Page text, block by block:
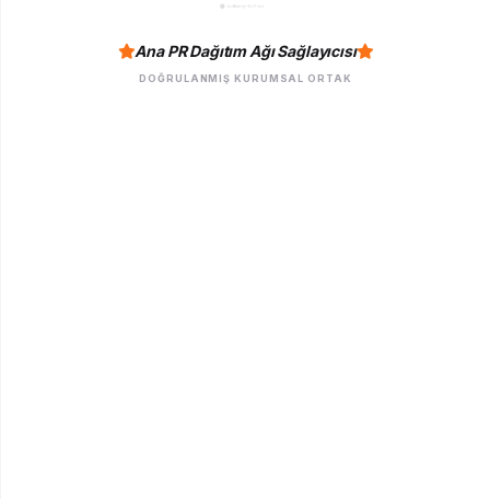
Ana PR Dağıtım Ağı Sağlayıcısı
DOĞRULANMIŞ KURUMSAL ORTAK